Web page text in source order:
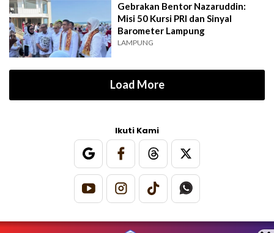
Gebrakan Bentor Nazaruddin:
Misi 50 Kursi PRI dan Sinyal
Barometer Lampung
LAMPUNG
Load More
Ikuti Kami